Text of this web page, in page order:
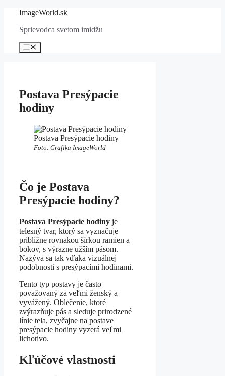
Preskočiť
obsah
ImageWorld.sk
Sprievodca svetom imidžu
Menu
Postava Presýpacie
hodiny
Postava Presýpacie hodiny
Foto: Grafika ImageWorld
Čo je Postava
Presýpacie hodiny?
Postava Presýpacie hodiny je
telesný tvar, ktorý sa vyznačuje
približne rovnakou šírkou ramien a
bokov, s výrazne užším pásom.
Nazýva sa tak vďaka vizuálnej
podobnosti s presýpacími hodinami.
Tento typ postavy je často
považovaný za veľmi ženský a
vyvážený. Oblečenie, ktoré
zvýrazňuje pás a sleduje prirodzené
línie tela, zvyčajne na postave
presýpacie hodiny vyzerá veľmi
lichotivo.
Kľúčové vlastnosti